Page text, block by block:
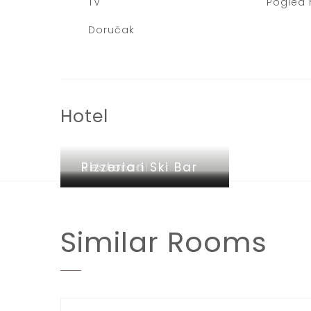
Doručak
Hotel
Ski rental
Restoran
Pizzeria i Ski Bar
Similar Rooms